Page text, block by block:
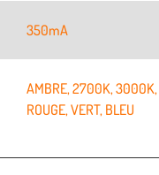
350mA
AMBRE,2700K,3000K,
ROUGE,VERT, BLEU